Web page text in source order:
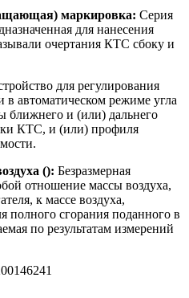
маркировка: Серия
для нанесения
очертания КТС сбоку и
для регулирования
в автоматическом режиме угла
ближнего и (или) дальнего
КТС, и (или) профиля
(): Безразмерная
отношение массы воздуха,
к массе воздуха,
полного сгорания поданного в
по результатам измерений